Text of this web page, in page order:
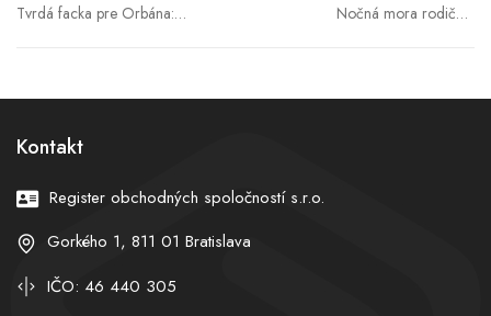
Tvrdá facka pre Orbána:
Nočná mora rodičov:
Kontakt
Register obchodných spoločností s.r.o.
Gorkého 1, 811 01 Bratislava
IČO: 46 440 305